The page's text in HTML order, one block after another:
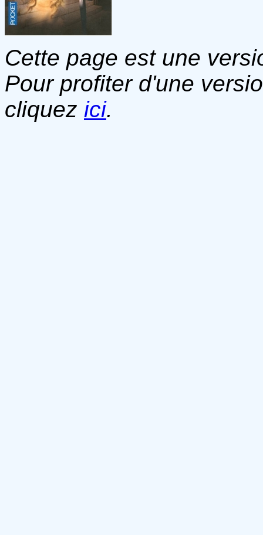
Cette page est une
Pour profiter d'une
cliquez ici.